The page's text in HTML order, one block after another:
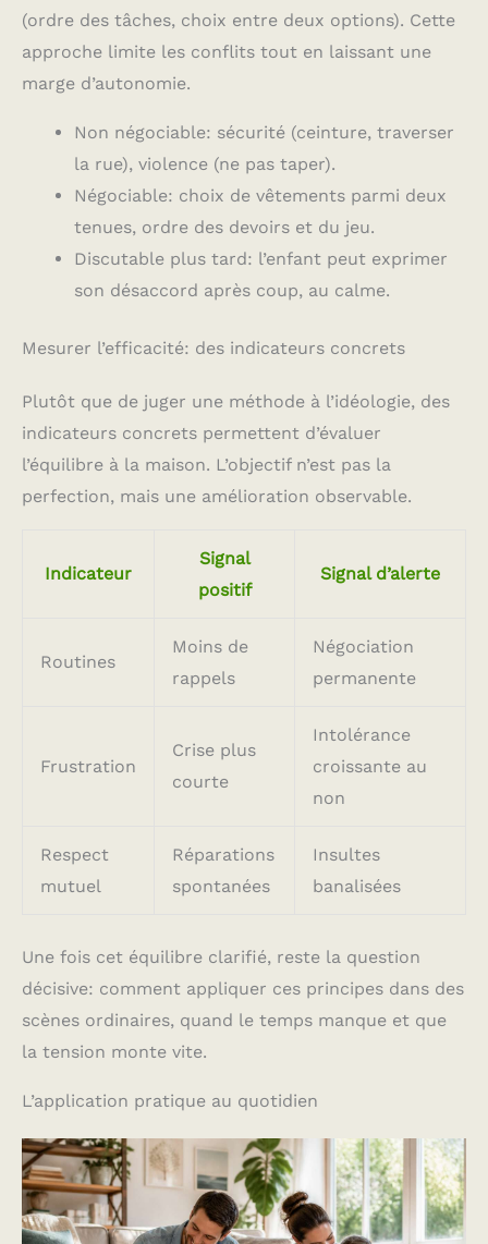
(ordre des tâches, choix entre deux options). Cette
approche limite les conflits tout en laissant une
marge d’autonomie.
Non négociable: sécurité (ceinture, traverser
la rue), violence (ne pas taper).
Négociable: choix de vêtements parmi deux
tenues, ordre des devoirs et du jeu.
Discutable plus tard: l’enfant peut exprimer
son désaccord après coup, au calme.
Mesurer l’efficacité: des indicateurs concrets
Plutôt que de juger une méthode à l’idéologie, des
indicateurs concrets permettent d’évaluer
l’équilibre à la maison. L’objectif n’est pas la
perfection, mais une amélioration observable.
Indicateur
Signal
positif
Signal d’alerte
Routines
Moins de
rappels
Négociation
permanente
Frustration
Crise plus
courte
Intolérance
croissante au
non
Respect
mutuel
Réparations
spontanées
Insultes
banalisées
Une fois cet équilibre clarifié, reste la question
décisive: comment appliquer ces principes dans des
scènes ordinaires, quand le temps manque et que
la tension monte vite.
L’application pratique au quotidien